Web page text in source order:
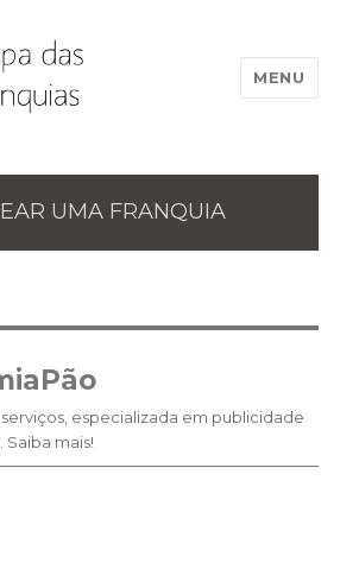
MENU
UMA FRANQUIA
especializada em publicidade
Saiba mais!